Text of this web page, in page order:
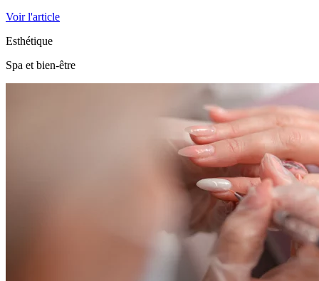
Voir l'article
Esthétique
Spa et bien-être